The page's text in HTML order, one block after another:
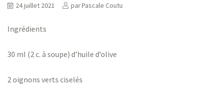
24 juillet 2021 parPascale Coutu
Ingrédients
30 ml (2 c. à soupe) d’huile d’olive
2 oignons verts ciselés